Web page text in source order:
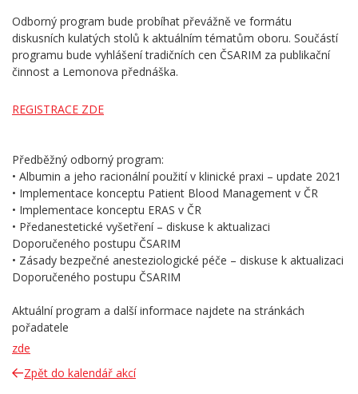
Odborný program bude probíhat převážně ve formátu
diskusních kulatých stolů k aktuálním tématům oboru. Součástí
programu bude vyhlášení tradičních cen ČSARIM za publikační
činnost a Lemonova přednáška.
REGISTRACE ZDE
Předběžný odborný program:
• Albumin a jeho racionální použití v klinické praxi – update 2021
• Implementace konceptu Patient Blood Management v ČR
• Implementace konceptu ERAS v ČR
• Předanestetické vyšetření – diskuse k aktualizaci
Doporučeného postupu ČSARIM
• Zásady bezpečné anesteziologické péče – diskuse k aktualizaci
Doporučeného postupu ČSARIM
Aktuální program a další informace najdete na stránkách
pořadatele
zde
Zpět do kalendář akcí